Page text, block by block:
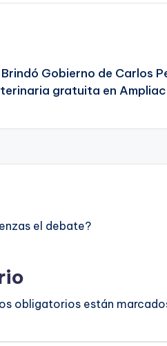
Brindó Gobierno de Carlos
gratuita en
el debate?
obligatorios están